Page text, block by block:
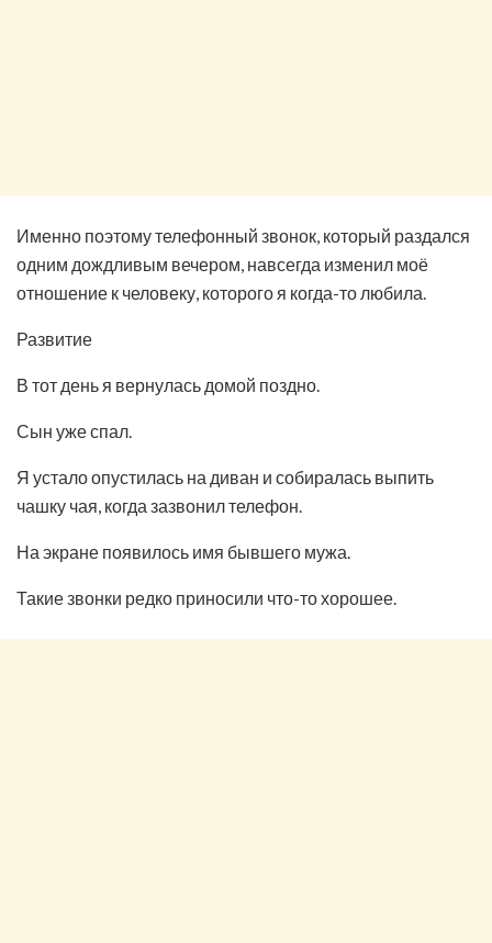
Именно поэтому телефонный звонок, который раздался
одним дождливым вечером, навсегда изменил моё
отношение к человеку, которого я когда-то любила.
Развитие
В тот день я вернулась домой поздно.
Сын уже спал.
Я устало опустилась на диван и собиралась выпить
чашку чая, когда зазвонил телефон.
На экране появилось имя бывшего мужа.
Такие звонки редко приносили что-то хорошее.